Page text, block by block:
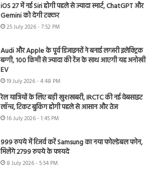
iOS 27 में नई Siri होगी पहले से ज्यादा स्मार्ट, ChatGPT और
Gemini को देगी टक्कर
25 July 2026 - 7:52 PM
Audi और Apple के पूर्व डिजाइनरों ने बनाई लग्जरी इलेक्ट्रिक
बग्गी, 100 किमी से ज्यादा की रेंज के साथ आएगी यह अनोखी
EV
19 July 2026 - 4:48 PM
रेल यात्रियों के लिए बड़ी खुशखबरी, IRCTC की नई वेबसाइट
लॉन्च, टिकट बुकिंग होगी पहले से आसान और तेज
16 July 2026 - 1:45 PM
999 रुपये में रिजर्व करें Samsung का नया फोल्डेबल फोन,
मिलेंगे 2799 रुपये के फायदे
8 July 2026 - 5:54 PM